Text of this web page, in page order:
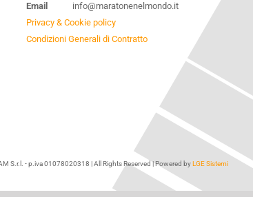
Email
info@maratonenelmondo.it
Privacy & Cookie policy
Condizioni Generali di Contratto
S.r.l. - p.iva 01078020318 | All Rights Reserved | Powered by LGE Sistemi